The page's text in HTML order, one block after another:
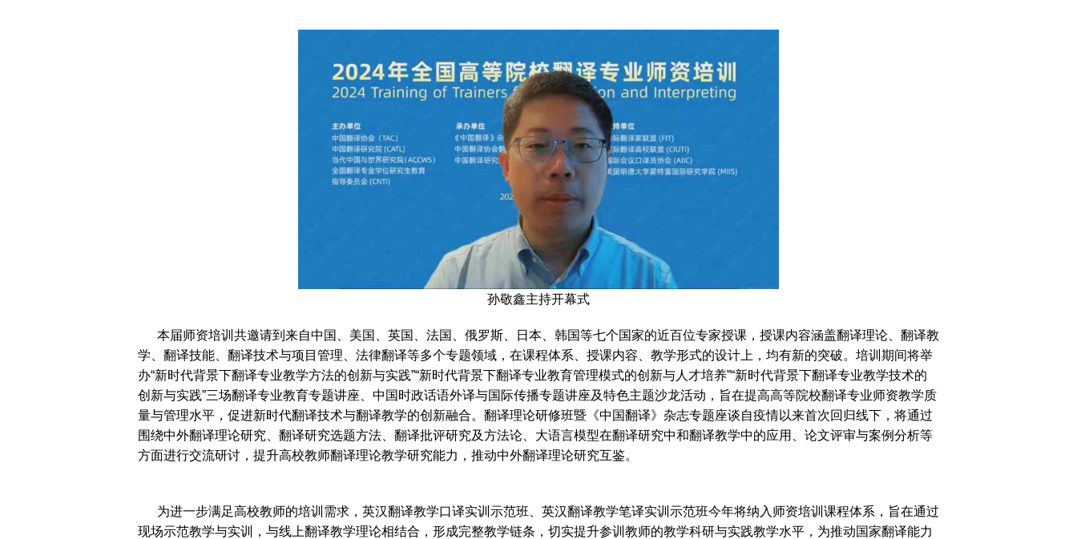
孙敬鑫主持开幕式
本届师资培训共邀请到来自中国、美国、英国、法国、俄罗斯、日本、韩国等七个国家的近百位专家授课，授课内容涵盖翻译理论、翻译教
学、翻译技能、翻译技术与项目管理、法律翻译等多个专题领域，在课程体系、授课内容、教学形式的设计上，均有新的突破。培训期间将举
办“新时代背景下翻译专业教学方法的创新与实践”“新时代背景下翻译专业教育管理模式的创新与人才培养”“新时代背景下翻译专业教学技术的
创新与实践”三场翻译专业教育专题讲座、中国时政话语外译与国际传播专题讲座及特色主题沙龙活动，旨在提高高等院校翻译专业师资教学质
量与管理水平，促进新时代翻译技术与翻译教学的创新融合。翻译理论研修班暨《中国翻译》杂志专题座谈自疫情以来首次回归线下，将通过
围绕中外翻译理论研究、翻译研究选题方法、翻译批评研究及方法论、大语言模型在翻译研究中和翻译教学中的应用、论文评审与案例分析等
方面进行交流研讨，提升高校教师翻译理论教学研究能力，推动中外翻译理论研究互鉴。
为进一步满足高校教师的培训需求，英汉翻译教学口译实训示范班、英汉翻译教学笔译实训示范班今年将纳入师资培训课程体系，旨在通过
现场示范教学与实训，与线上翻译教学理论相结合，形成完整教学链条，切实提升参训教师的教学科研与实践教学水平，为推动国家翻译能力